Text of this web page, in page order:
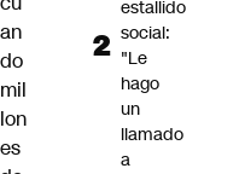
an
do
mil
lon
es
estallido
social:
"Le
hago
un
llamado
a